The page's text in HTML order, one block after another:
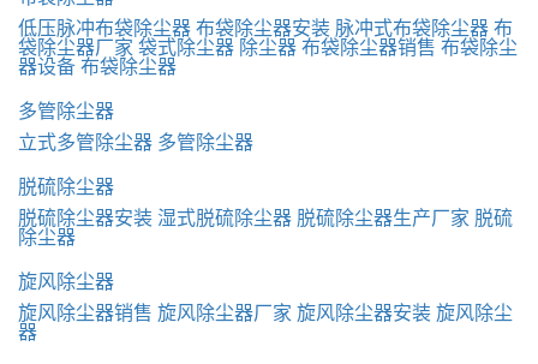
低压脉冲布袋除尘器 布袋除尘器安装 脉冲式布袋除尘器 布
袋除尘器厂家 袋式除尘器 除尘器 布袋除尘器销售 布袋除尘
器设备 布袋除尘器
多管除尘器
立式多管除尘器 多管除尘器
脱硫除尘器
脱硫除尘器安装 湿式脱硫除尘器 脱硫除尘器生产厂家 脱硫
除尘器
旋风除尘器
旋风除尘器销售 旋风除尘器厂家 旋风除尘器安装 旋风除尘
器